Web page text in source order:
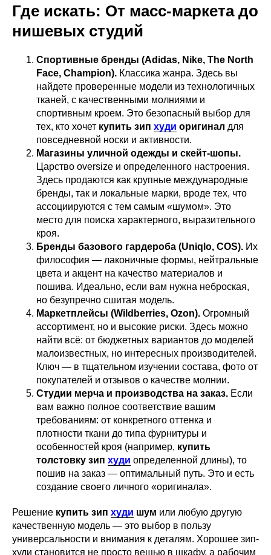
Где искать: От масс-маркета до
нишевых студий
Спортивные бренды (Adidas, Nike, The North
Face, Champion). Классика жанра. Здесь вы
найдете проверенные модели из технологичных
тканей, с качественными молниями и
спортивным кроем. Это безопасный выбор для
тех, кто хочет купить зип худи оригинал для
повседневной носки и активности.
Магазины уличной одежды и скейт-шопы.
Царство oversize и определенного настроения.
Здесь продаются как крупные международные
бренды, так и локальные марки, вроде тех, что
ассоциируются с тем самым «шумом». Это
место для поиска характерного, выразительного
кроя.
Бренды базового гардероба (Uniqlo, COS). Их
философия — лаконичные формы, нейтральные
цвета и акцент на качество материалов и
пошива. Идеально, если вам нужна неброская,
но безупречно сшитая модель.
Маркетплейсы (Wildberries, Ozon). Огромный
ассортимент, но и высокие риски. Здесь можно
найти всё: от бюджетных вариантов до моделей
малоизвестных, но интересных производителей.
Ключ — в тщательном изучении состава, фото от
покупателей и отзывов о качестве молнии.
Студии мерча и производства на заказ. Если
вам важно полное соответствие вашим
требованиям: от конкретного оттенка и
плотности ткани до типа фурнитуры и
особенностей кроя (например, купить
толстовку зип худи определенной длины), то
пошив на заказ — оптимальный путь. Это и есть
создание своего личного «оригинала».
Решение купить зип худи шум или любую другую
качественную модель — это выбор в пользу
универсальности и внимания к деталям. Хорошее зип-
худи становится не просто вещью в шкафу, а рабочим